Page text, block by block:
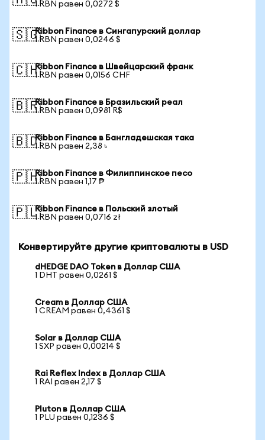
1 RBN равен 0,0272 $
🇸🇬Ribbon Finance в Сингапурский доллар
1 RBN равен 0,0246 $
🇨🇭Ribbon Finance в Швейцарский франк
1 RBN равен 0,0156 CHF
🇧🇷Ribbon Finance в Бразильский реал
1 RBN равен 0,0981 R$
🇧🇩Ribbon Finance в Бангладешская така
1 RBN равен 2,38 ৳
🇵🇭Ribbon Finance в Филиппинское песо
1 RBN равен 1,17 ₱
🇵🇱Ribbon Finance в Польский злотый
1 RBN равен 0,0716 zł
Конвертируйте другие криптовалюты в USD
dHEDGE DAO Token в Доллар США
1 DHT равен 0,0261 $
Cream в Доллар США
1 CREAM равен 0,4361 $
Solar в Доллар США
1 SXP равен 0,00214 $
Rai Reflex Index в Доллар США
1 RAI равен 2,17 $
Pluton в Доллар США
1 PLU равен 0,1236 $